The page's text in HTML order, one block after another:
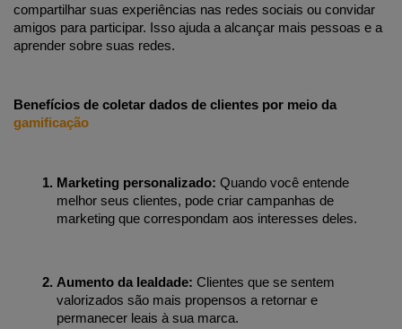
compartilhar suas experiências nas redes sociais ou convidar
amigos para participar. Isso ajuda a alcançar mais pessoas e a
aprender sobre suas redes.
gamificação
Marketing personalizado: Quando você entende
melhor seus clientes, pode criar campanhas de
marketing que correspondam aos interesses deles.
Aumento da lealdade: Clientes que se sentem
valorizados são mais propensos a retornar e
permanecer leais à sua marca.